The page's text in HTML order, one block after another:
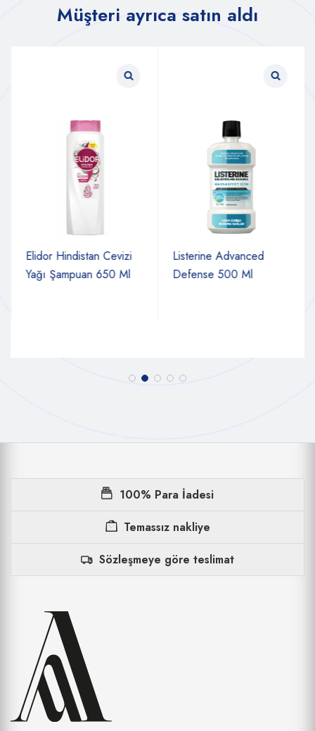
Müşteri ayrıca satın aldı
Elidor Hindistan Cevizi
Yağı Şampuan 650 Ml
Listerine Advanced
Defense 500 Ml
100% Para İadesi
Temassız nakliye
Sözleşmeye göre teslimat